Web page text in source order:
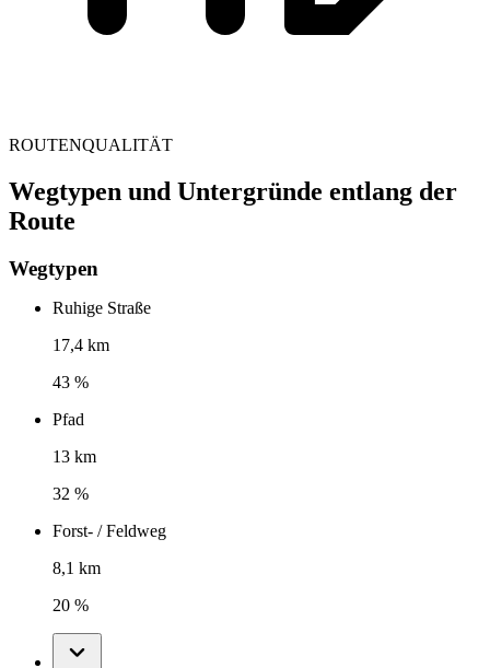
ROUTENQUALITÄT
Wegtypen und Untergründe entlang der
Route
Wegtypen
Ruhige Straße
17,4 km
43 %
Pfad
13 km
32 %
Forst- / Feldweg
8,1 km
20 %